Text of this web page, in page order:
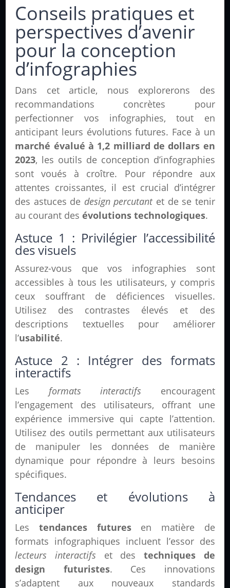
Conseils pratiques et
perspectives d’avenir
pour la conception
d’infographies
Dans cet article, nous explorerons des
recommandations concrètes pour
perfectionner vos infographies, tout en
anticipant leurs évolutions futures. Face à un
marché évalué à 1,2 milliard de dollars en
2023, les outils de conception d’infographies
sont voués à croître. Pour répondre aux
attentes croissantes, il est crucial d’intégrer
des astuces de design percutantet de se tenir
au courant desévolutions technologiques.
Astuce 1 : Privilégier l’accessibilité
des visuels
Assurez-vous que vos infographies sont
accessibles à tous les utilisateurs, y compris
ceux souffrant de déficiences visuelles.
Utilisez des contrastes élevés et des
descriptions textuelles pour améliorer
l’usabilité.
Astuce 2 : Intégrer des formats
interactifs
Les formats interactifs encouragent
l’engagement des utilisateurs, offrant une
expérience immersive qui capte l’attention.
Utilisez des outils permettant aux utilisateurs
de manipuler les données de manière
dynamique pour répondre à leurs besoins
spécifiques.
Tendances et évolutions à
anticiper
Lestendances futuresen matière de
formats infographiques incluent l’essor des
lecteurs interactifs et des techniques de
design futuristes. Ces innovations
s’adaptent aux nouveaux standards